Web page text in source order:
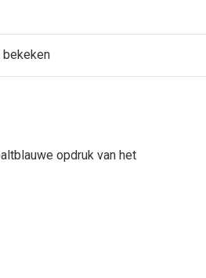
bekeken
opdruk van het